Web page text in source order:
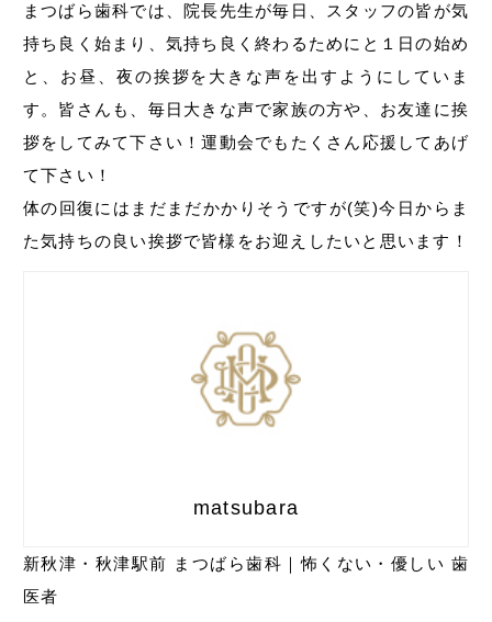
まつばら歯科では、院長先生が毎日、スタッフの皆が気
持ち良く始まり、気持ち良く終わるためにと１日の始め
と、お昼、夜の挨拶を大きな声を出すようにしていま
す。皆さんも、毎日大きな声で家族の方や、お友達に挨
拶をしてみて下さい！運動会でもたくさん応援してあげ
て下さい！
体の回復にはまだまだかかりそうですが(笑)今日からま
た気持ちの良い挨拶で皆様をお迎えしたいと思います！
matsubara
新秋津・秋津駅前 まつばら歯科｜怖くない・優しい 歯
医者